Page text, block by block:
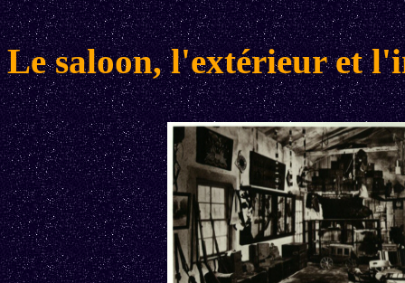
Le saloon, l'extérieur et